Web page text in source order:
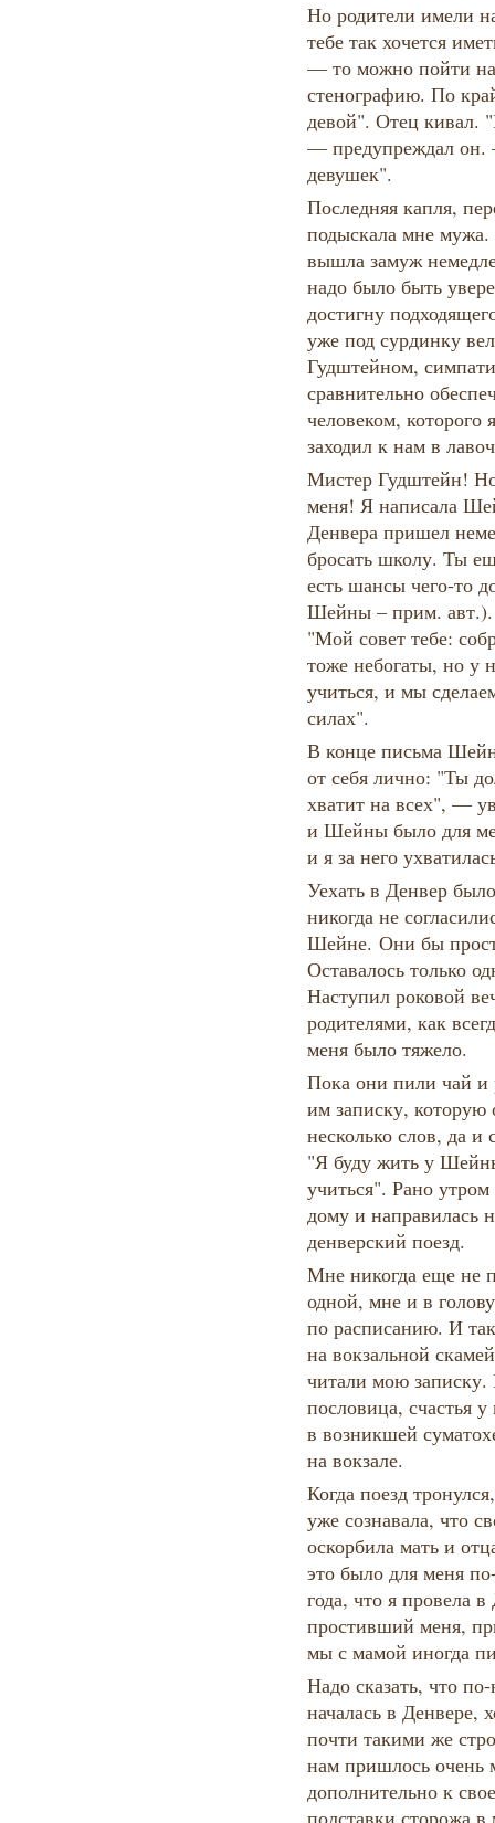
Но родители имели
тебе так хочется
— то можно пойти на
стенографию. По
девой". Отец кивал.
— предупреждал
девушек".
Последняя капля,
подыскала мне мужа.
вышла замуж
надо было быть
достигну
уже под сурдинку
Гудштейном,
сравнительно
человеком, которого
заходил к нам в
Мистер Гудштейн!
меня! Я написала
Денвера пришел
бросать школу. Ты
есть шансы чего-то
Шейны – прим. авт.).
"Мой совет тебе:
тоже небогаты, но у
учиться, и мы
силах".
В конце письма
от себя лично: "Ты
хватит на всех", —
и Шейны было для
и я за него
Уехать в Денвер
никогда не
Шейне. Они бы
Оставалось только
Наступил роковой
родителями, как
меня было тяжело.
Пока они пили чай и
им записку, которую
несколько слов, да и
"Я буду жить у
учиться". Рано
дому и направилась
денверский поезд.
Мне никогда еще не
одной, мне и в
по расписанию. И
на вокзальной
читали мою записку.
пословица, счастья
в возникшей
на вокзале.
Когда поезд
уже сознавала, что
оскорбила мать и
это было для меня
года, что я провела
простивший меня,
мы с мамой иногда
Надо сказать, что
началась в
почти такими же
нам пришлось очень
дополнительно к
полставки сторожа